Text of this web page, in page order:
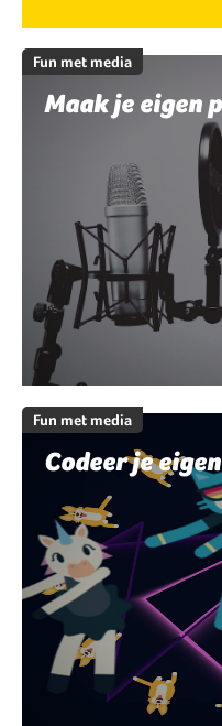
Fun met media
Maak je eigen
Fun met media
Codeer je